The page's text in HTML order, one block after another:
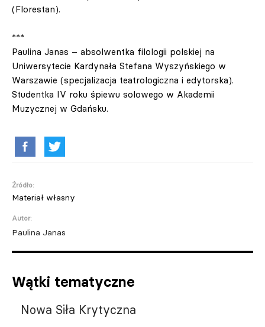
(Florestan).
***
Paulina Janas – absolwentka filologii polskiej na
Uniwersytecie Kardynała Stefana Wyszyńskiego w
Warszawie (specjalizacja teatrologiczna i edytorska).
Studentka IV roku śpiewu solowego w Akademii
Muzycznej w Gdańsku.
Źródło:
Materiał własny
Autor:
Paulina Janas
Wątki tematyczne
Nowa Siła Krytyczna